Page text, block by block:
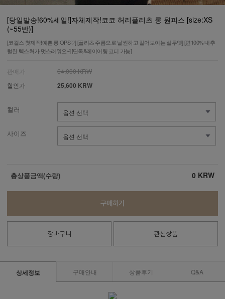
[당일발송!60%세일!]자체제작!코코 허리플리츠 롱 원피스 [size:XS
(~55반)]
[코컬스 첫제작!예쁜 롱 OPS♡] [플리츠 주름으로 날씬하고 길어보이는 실루엣] [면100% 내추
럴한 텍스처가 멋스러워요~] [단독&레이어링 코디 가능]
판매가
64,000 KRW
할인가
25,600 KRW
컬러
사이즈
총상품금액(수량) 0 KRW
구매하기
장바구니 관심상품
상세정보 구매안내 상품후기 Q&A